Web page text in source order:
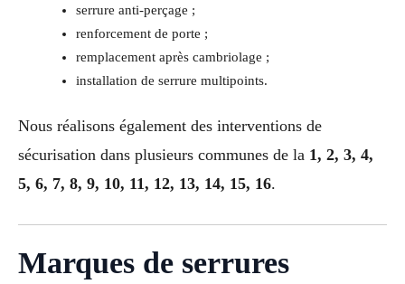
serrure anti-perçage ;
renforcement de porte ;
remplacement après cambriolage ;
installation de serrure multipoints.
Nous réalisons également des interventions de
sécurisation dans plusieurs communes de la 1, 2, 3, 4,
5, 6, 7, 8, 9, 10, 11, 12, 13, 14, 15, 16.
Marques de serrures